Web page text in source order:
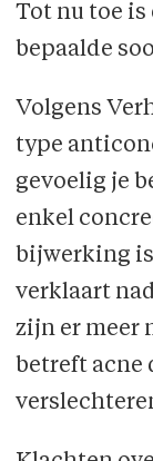
Tot nu toe is
bepaalde
Volgens
type
gevoelig je
enkel
bijwerking
verklaart
zijn er meer
betreft acne